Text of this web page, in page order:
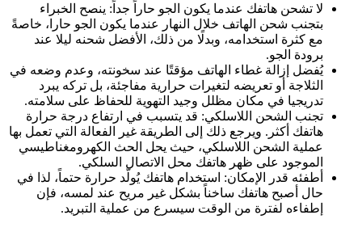
تشحن هاتفك عندما يكون الجو حاراً جداً: ينصح الخبراء
بتجنب شحن الهاتف خلال النهار عندما يكون الجو حارا، خاصةً
مع كثرة استخدامه، وبدلًا من ذلك، الأفضل شحنه ليلا عند
برودة الجو.
يُفضل إزالة غطاء الهاتف مؤقتًا عند سخونته، وعدم وضعه في
الثلاجة أو تعريضه لتغيرات حرارية مفاجئة، بل تركه يبرد
تدريجيا في مكان مظلل وجيد التهوية للحفاظ على سلامته.
تجنب الشحن اللاسلكي: قد يتسبب في ارتفاع درجة حرارة
هاتفك أكثر. ويرجع ذلك إلى الطريقة غير الفعالة التي تعمل بها
عملية الشحن اللاسلكي، حيث يحل الحث الكهرومغناطيسي
الموجود على ظهر هاتفك محل الاتصال السلكي.
أطفئه قدر الإمكان: استخدام هاتفك يُولّد حرارة حتماً، لذا
في
حال أصبح هاتفك ساخناً بشكل غير مريح عند لمسه، فإن
إطفاءه لفترة من الوقت سيسرع من عملية التبريد.